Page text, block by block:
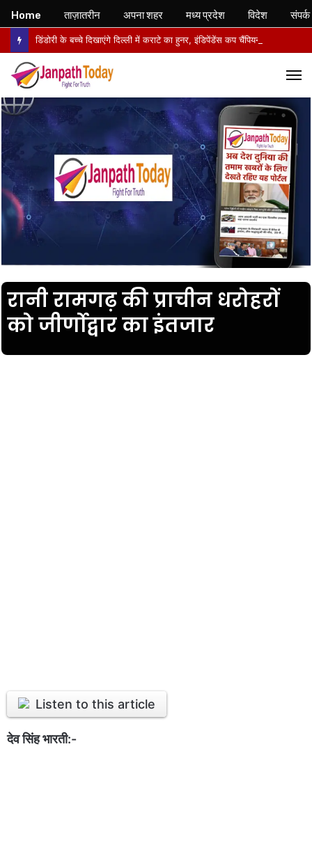
रानी रामगढ़ की प्राचीन धरोहरों
को जीर्णोद्वार का इंतजार
Listen to this article
देव सिंह भारती:-
Home ताज़ातरीन अपना शहर मध्य प्रदेश विदेश संपर्क